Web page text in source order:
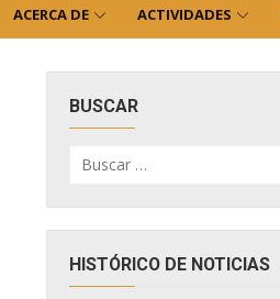
ACERCA DE ACTIVIDADES
BUSCAR
por:
HISTÓRICO DE NOTICIAS